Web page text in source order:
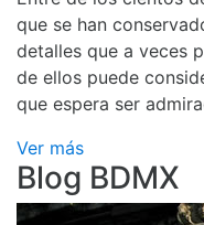
que se han
detalles que a veces
de ellos puede
que espera ser
Ver más
Blog BDMX